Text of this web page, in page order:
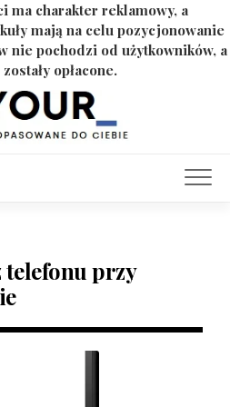
ma charakter reklamowy, a
mają na celu pozycjonowanie
nie pochodzi od użytkowników, a
opłacone.
telefonu przy